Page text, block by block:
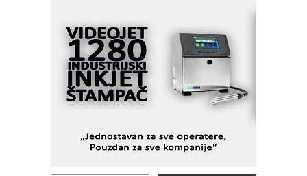
I.SAFE MOBILE revolucioniše
industrijsku automatizaciju
pionirskimmobile operator PANEL-OM
Fleksibilno stezanje i brzo
podešavanje u proizvodnji prototipova
KIP KOP – napredna rešenja za
objekte
Alba d.o.o. – 35 godina preciznosti u